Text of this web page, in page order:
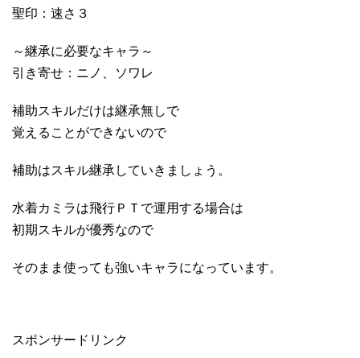
聖印：速さ３
～継承に必要なキャラ～
引き寄せ：ニノ、ソワレ
補助スキルだけは継承無しで
覚えることができないので
補助はスキル継承していきましょう。
水着カミラは飛行ＰＴで運用する場合は
初期スキルが優秀なので
そのまま使っても強いキャラになっています。
スポンサードリンク